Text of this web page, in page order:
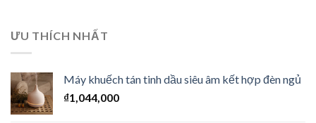
ƯU THÍCH NHẤT
Máy khuếch tán tinh dầu siêu âm kết hợp đèn ngủ
₫1,044,000